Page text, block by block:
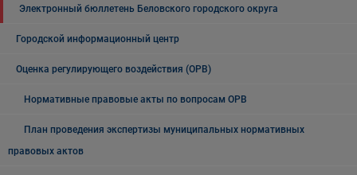
Электронный бюллетень Беловского городского округа
Городской информационный центр
Оценка регулирующего воздействия (ОРВ)
Нормативные правовые акты по вопросам ОРВ
План проведения экспертизы муниципальных нормативных
правовых актов